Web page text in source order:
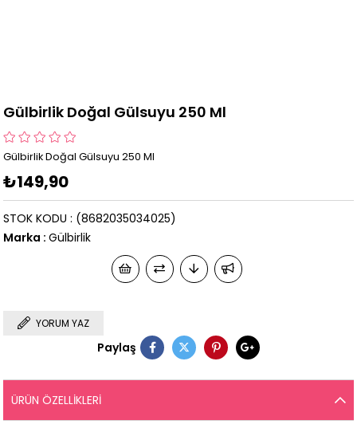
Gülbirlik Doğal Gülsuyu 250 Ml
Gülbirlik Doğal Gülsuyu 250 Ml
₺149,90
STOK KODU
(8682035034025)
Marka : Gülbirlik
YORUM YAZ
Paylaş
ÜRÜN ÖZELLIKLERI